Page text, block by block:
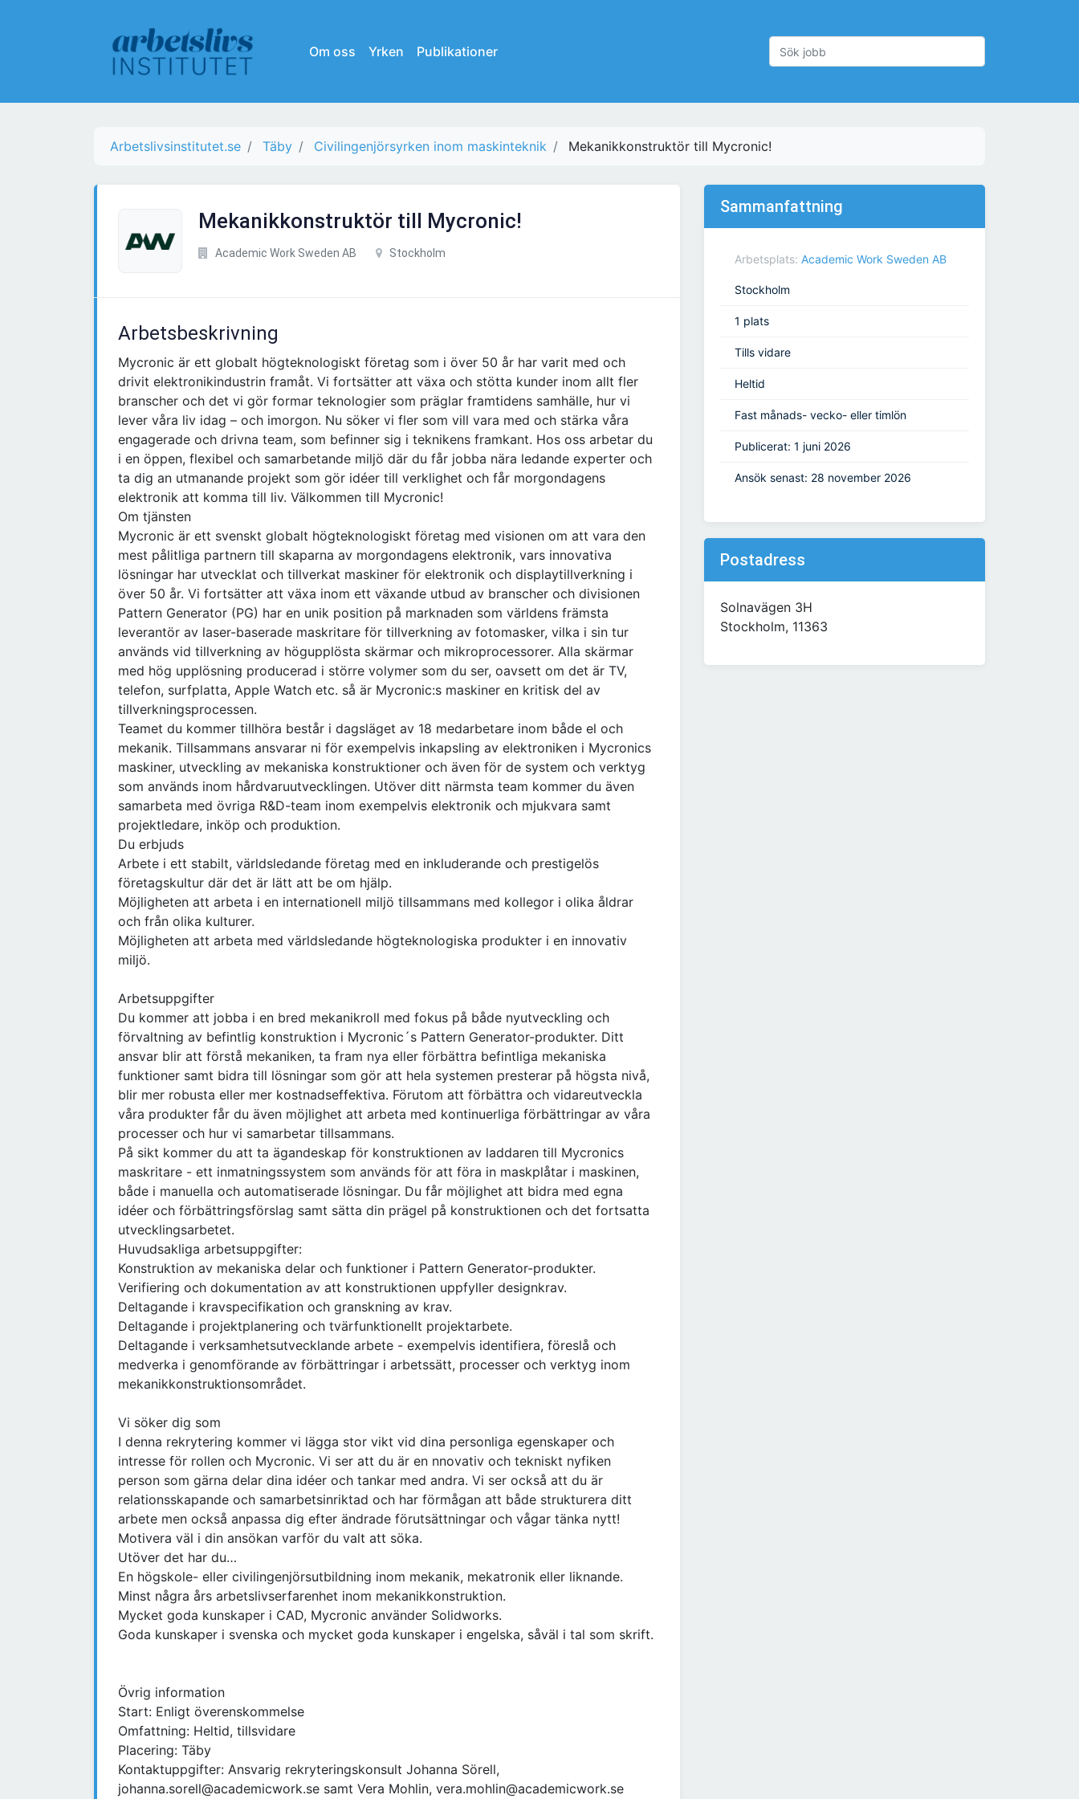
Om oss Yrken Publikationer
Arbetslivsinstitutet.se Täby Civilingenjörsyrken inom maskinteknik Mekanikkonstruktör till Mycronic!
Mekanikkonstruktör till Mycronic!
Academic Work Sweden AB Stockholm
Arbetsbeskrivning
Mycronic är ett globalt högteknologiskt företag som i över 50 år har varit med och
drivit elektronikindustrin framåt. Vi fortsätter att växa och stötta kunder inom allt fler
branscher och det vi gör formar teknologier som präglar framtidens samhälle, hur vi
lever våra liv idag – och imorgon. Nu söker vi fler som vill vara med och stärka våra
engagerade och drivna team, som befinner sig i teknikens framkant. Hos oss arbetar du
i en öppen, flexibel och samarbetande miljö där du får jobba nära ledande experter och
ta dig an utmanande projekt som gör idéer till verklighet och får morgondagens
elektronik att komma till liv. Välkommen till Mycronic!
Om tjänsten
Mycronic är ett svenskt globalt högteknologiskt företag med visionen om att vara den
mest pålitliga partnern till skaparna av morgondagens elektronik, vars innovativa
lösningar har utvecklat och tillverkat maskiner för elektronik och displaytillverkning i
över 50 år. Vi fortsätter att växa inom ett växande utbud av branscher och divisionen
Pattern Generator (PG) har en unik position på marknaden som världens främsta
leverantör av laser-baserade maskritare för tillverkning av fotomasker, vilka i sin tur
används vid tillverkning av högupplösta skärmar och mikroprocessorer. Alla skärmar
med hög upplösning producerad i större volymer som du ser, oavsett om det är TV,
telefon, surfplatta, Apple Watch etc. så är Mycronic:s maskiner en kritisk del av
tillverkningsprocessen.
Teamet du kommer tillhöra består i dagsläget av 18 medarbetare inom både el och
mekanik. Tillsammans ansvarar ni för exempelvis inkapsling av elektroniken i Mycronics
maskiner, utveckling av mekaniska konstruktioner och även för de system och verktyg
som används inom hårdvaruutvecklingen. Utöver ditt närmsta team kommer du även
samarbeta med övriga R&D-team inom exempelvis elektronik och mjukvara samt
projektledare, inköp och produktion.
Du erbjuds
Arbete i ett stabilt, världsledande företag med en inkluderande och prestigelös
företagskultur där det är lätt att be om hjälp.
Möjligheten att arbeta i en internationell miljö tillsammans med kollegor i olika åldrar
och från olika kulturer.
Möjligheten att arbeta med världsledande högteknologiska produkter i en innovativ
miljö.
Arbetsuppgifter
Du kommer att jobba i en bred mekanikroll med fokus på både nyutveckling och
förvaltning av befintlig konstruktion i Mycronic´s Pattern Generator-produkter. Ditt
ansvar blir att förstå mekaniken, ta fram nya eller förbättra befintliga mekaniska
funktioner samt bidra till lösningar som gör att hela systemen presterar på högsta nivå,
blir mer robusta eller mer kostnadseffektiva. Förutom att förbättra och vidareutveckla
våra produkter får du även möjlighet att arbeta med kontinuerliga förbättringar av våra
processer och hur vi samarbetar tillsammans.
På sikt kommer du att ta ägandeskap för konstruktionen av laddaren till Mycronics
maskritare - ett inmatningssystem som används för att föra in maskplåtar i maskinen,
både i manuella och automatiserade lösningar. Du får möjlighet att bidra med egna
idéer och förbättringsförslag samt sätta din prägel på konstruktionen och det fortsatta
utvecklingsarbetet.
Huvudsakliga arbetsuppgifter:
Konstruktion av mekaniska delar och funktioner i Pattern Generator-produkter.
Verifiering och dokumentation av att konstruktionen uppfyller designkrav.
Deltagande i kravspecifikation och granskning av krav.
Deltagande i projektplanering och tvärfunktionellt projektarbete.
Deltagande i verksamhetsutvecklande arbete - exempelvis identifiera, föreslå och
medverka i genomförande av förbättringar i arbetssätt, processer och verktyg inom
mekanikkonstruktionsområdet.
Vi söker dig som
I denna rekrytering kommer vi lägga stor vikt vid dina personliga egenskaper och
intresse för rollen och Mycronic. Vi ser att du är en nnovativ och tekniskt nyfiken
person som gärna delar dina idéer och tankar med andra. Vi ser också att du är
relationsskapande och samarbetsinriktad och har förmågan att både strukturera ditt
arbete men också anpassa dig efter ändrade förutsättningar och vågar tänka nytt!
Motivera väl i din ansökan varför du valt att söka.
Utöver det har du…
En högskole- eller civilingenjörsutbildning inom mekanik, mekatronik eller liknande.
Minst några års arbetslivserfarenhet inom mekanikkonstruktion.
Mycket goda kunskaper i CAD, Mycronic använder Solidworks.
Goda kunskaper i svenska och mycket goda kunskaper i engelska, såväl i tal som skrift.
Övrig information
Start: Enligt överenskommelse
Omfattning: Heltid, tillsvidare
Placering: Täby
Kontaktuppgifter: Ansvarig rekryteringskonsult Johanna Sörell,
johanna.sorell@academicwork.se samt Vera Mohlin, vera.mohlin@academicwork.se
Sammanfattning
Arbetsplats: Academic Work Sweden AB
Stockholm
1 plats
Tills vidare
Heltid
Fast månads- vecko- eller timlön
Publicerat: 1 juni 2026
Ansök senast: 28 november 2026
Postadress
Solnavägen 3H
Stockholm, 11363